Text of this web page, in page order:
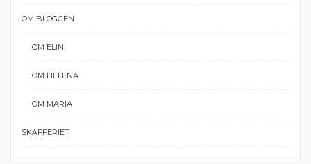
OM BLOGGEN
OM ELIN
OM HELENA
OM MARIA
SKAFFERIET